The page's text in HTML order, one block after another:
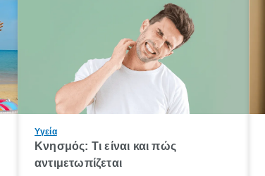
Υγεία
Κνησμός: Τι είναι και πώς
αντιμετωπίζεται